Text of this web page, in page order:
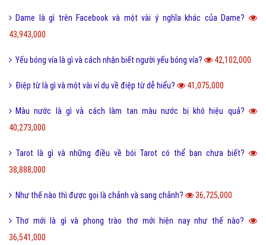
Dame là gì trên Facebook và một vài ý nghĩa khác của Dame?
43,943,000
Yếu bóng vía là gì và cách nhận biết người yếu bóng vía? 42,102,000
Điệp từ là gì và một vài ví dụ về điệp từ dễ hiểu? 41,075,000
Màu nước là gì và cách làm tan màu nước bị khô hiệu quả?
40,273,000
Tarot là gì và những điều về bói Tarot có thể bạn chưa biết?
38,888,000
Như thế nào thì được gọi là chảnh và sang chảnh? 36,725,000
Thơ mới là gì và phong trào thơ mới hiện nay như thế nào?
36,541,000